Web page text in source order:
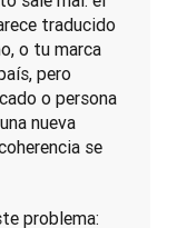
traducido
o tu marca
pero
o persona
nueva
se
problema: